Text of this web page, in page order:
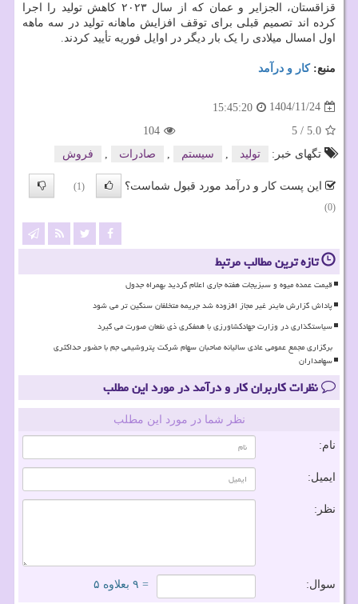
قزاقستان، الجزایر و عمان که از سال ۲۰۲۳ کاهش تولید را اجرا
کرده اند تصمیم قبلی برای توقف افزایش ماهانه تولید در سه ماهه
اول امسال میلادی را یک بار دیگر در اوایل فوریه تأیید کردند.
منبع:كار و درآمد
1404/11/24
15:45:20
5.0
/
5
104
تگهای خبر:
تولید , سیستم , صادرات , فروش
این پست کار و درآمد مورد قبول شماست؟
(1)
(0)
تازه ترین مطالب مرتبط
قیمت عمده میوه و سبزیجات هفته جاری اعلام گردید بهمراه جدول
پاداش گزارش ماینر غیر مجاز افزوده شد جریمه متخلفان سنگین تر می شود
سیاستگذاری در وزارت جهادکشاورزی با همفکری ذی نفعان صورت می گیرد
برگزاری مجمع عمومی عادی سالیانه صاحبان سهام شرکت پتروشیمی جم با حضور حداکثری
سهامداران
نظرات کاربران کار و درآمد در مورد این مطلب
نظر شما در مورد این مطلب
نام:
ایمیل:
نظر:
سوال: = ۹ بعلاوه ۵